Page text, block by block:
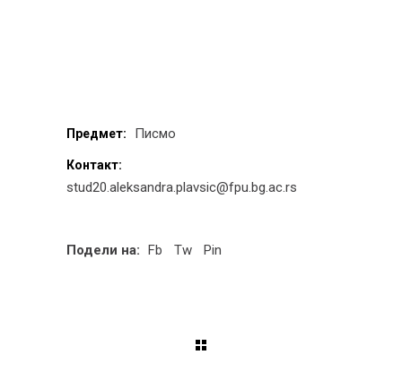
Предмет: Писмо
Контакт:
stud20.aleksandra.plavsic@fpu.bg.ac.rs
Подели на: Fb Tw Pin